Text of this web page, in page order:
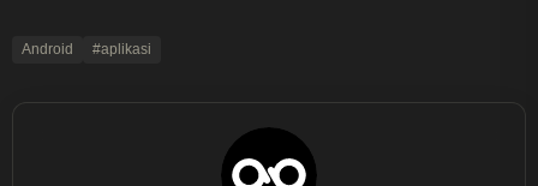
Android #aplikasi